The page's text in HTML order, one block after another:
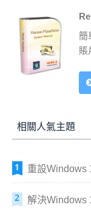
簡
賬
相關人氣主題
重設Windows
解決Windows